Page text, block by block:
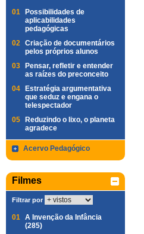
01
Possibilidades de
aplicabilidades
pedagógicas
02 Criação de documentários
pelos próprios alunos
03
Pensar, refletir e entender
as raízes do preconceito
04
Estratégia argumentativa
que seduz e engana o
telespectador
05
Reduzindo o lixo, o planeta
agradece
Acervo Pedagógico
Filmes
Filtrar por
01 A Invenção da Infância
(285)